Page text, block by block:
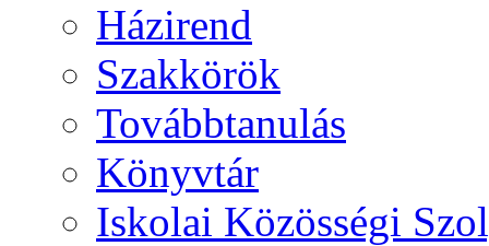
Házirend
Szakkörök
Továbbtanulás
Könyvtár
Iskolai Közösségi